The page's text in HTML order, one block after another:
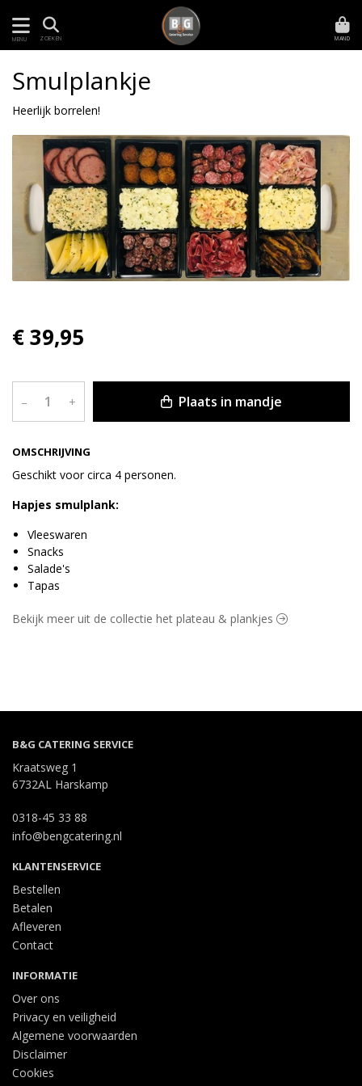
MENU ZOEKEN MAND
OMSCHRIJVING
Geschikt voor circa 4 personen.
Hapjes smulplank:
Vleeswaren
Snacks
Salade's
Tapas
Smulplankje
Heerlijk borrelen!
€ 39,95
– + Plaats in mandje
Bekijk meer uit de collectie het plateau & plankjes
B&G CATERING SERVICE
Kraatsweg 1
6732AL Harskamp
0318-45 33 88
info@bengcatering.nl
KLANTENSERVICE
Bestellen
Betalen
Afleveren
Contact
INFORMATIE
Over ons
Privacy en veiligheid
Algemene voorwaarden
Disclaimer
Cookies